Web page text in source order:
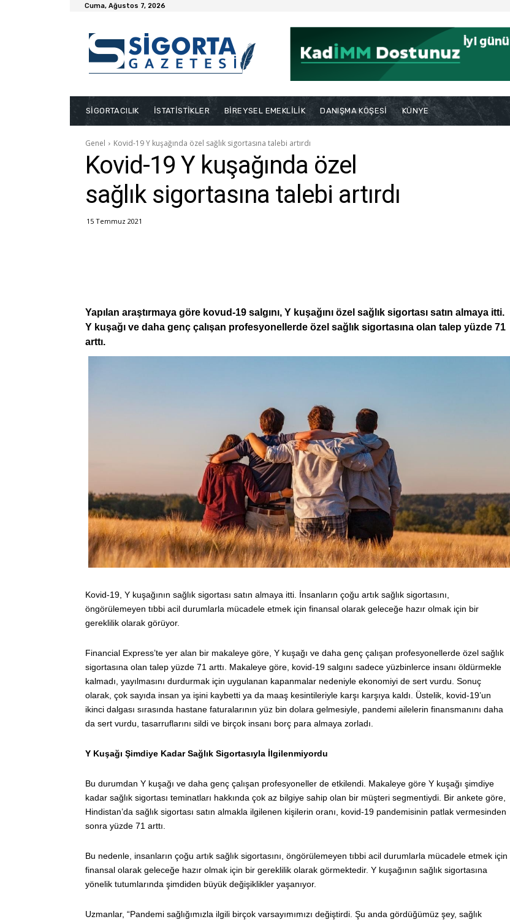
Cuma, Ağustos 7, 2026
SİGORTACILIK İSTATİSTİKLER BİREYSEL EMEKLİLİK DANIŞMA KÖŞESİ KÜNYE
Genel Kovid-19 Y kuşağında özel sağlık sigortasına talebi artırdı
Kovid-19 Y kuşağında özel
sağlık sigortasına talebi artırdı
15 Temmuz 2021
Yapılan araştırmaya göre kovud-19 salgını, Y kuşağını özel sağlık sigortası satın almaya itti.
Y kuşağı ve daha genç çalışan profesyonellerde özel sağlık sigortasına olan talep yüzde 71
arttı.
Kovid-19, Y kuşağının sağlık sigortası satın almaya itti. İnsanların çoğu artık sağlık sigortasını,
öngörülemeyen tıbbi acil durumlarla mücadele etmek için finansal olarak geleceğe hazır olmak için bir
gereklilik olarak görüyor.
Financial Express’te yer alan bir makaleye göre, Y kuşağı ve daha genç çalışan profesyonellerde özel sağlık
sigortasına olan talep yüzde 71 arttı. Makaleye göre, kovid-19 salgını sadece yüzbinlerce insanı öldürmekle
kalmadı, yayılmasını durdurmak için uygulanan kapanmalar nedeniyle ekonomiyi de sert vurdu. Sonuç
olarak, çok sayıda insan ya işini kaybetti ya da maaş kesintileriyle karşı karşıya kaldı. Üstelik, kovid-19’un
ikinci dalgası sırasında hastane faturalarının yüz bin dolara gelmesiyle, pandemi ailelerin finansmanını daha
da sert vurdu, tasarruflarını sildi ve birçok insanı borç para almaya zorladı.
Y Kuşağı Şimdiye Kadar Sağlık Sigortasıyla İlgilenmiyordu
Bu durumdan Y kuşağı ve daha genç çalışan profesyoneller de etkilendi. Makaleye göre Y kuşağı şimdiye
kadar sağlık sigortası teminatları hakkında çok az bilgiye sahip olan bir müşteri segmentiydi. Bir ankete göre,
Hindistan’da sağlık sigortası satın almakla ilgilenen kişilerin oranı, kovid-19 pandemisinin patlak vermesinden
sonra yüzde 71 arttı.
Bu nedenle, insanların çoğu artık sağlık sigortasını, öngörülemeyen tıbbi acil durumlarla mücadele etmek için
finansal olarak geleceğe hazır olmak için bir gereklilik olarak görmektedir. Y kuşağının sağlık sigortasına
yönelik tutumlarında şimdiden büyük değişiklikler yaşanıyor.
Uzmanlar, “Pandemi sağlığımızla ilgili birçok varsayımımızı değiştirdi. Şu anda gördüğümüz şey, sağlık